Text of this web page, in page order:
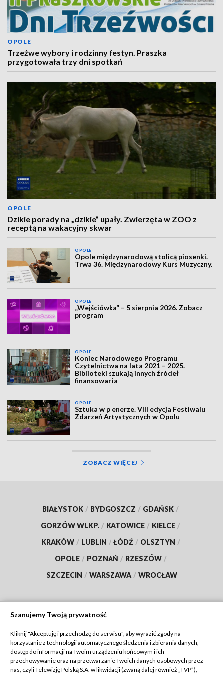
OPOLE
Trzeźwe wybory i rodzinny festyn. Praszka
przygotowała trzy dni spotkań
OPOLE
Dzikie porady na „dzikie” upały. Zwierzęta w ZOO z
receptą na wakacyjny skwar
OPOLE
Opole międzynarodową stolicą piosenki.
Trwa 36. Międzynarodowy Kurs Muzyczny.
OPOLE
„Wejściówka” – 5 sierpnia 2026. Zobacz
program
OPOLE
Koniec Narodowego Programu
Czytelnictwa na lata 2021 – 2025.
Biblioteki szukają innych źródeł
finansowania
OPOLE
Sztuka w plenerze. VIII edycja Festiwalu
Zdarzeń Artystycznych w Opolu
ZOBACZ WIĘCEJ
BIAŁYSTOK / BYDGOSZCZ / GDAŃSK /
GORZÓW WLKP. / KATOWICE / KIELCE /
KRAKÓW / LUBLIN / ŁÓDŹ / OLSZTYN /
OPOLE / POZNAŃ / RZESZÓW /
SZCZECIN / WARSZAWA / WROCŁAW
TVP
Abonament TVP
Regulamin TVP
Szanujemy Twoją prywatność
Kliknij "Akceptuję i przechodzę do serwisu", aby wyrazić zgody na
korzystanie z technologii automatycznego śledzenia i zbierania danych,
dostęp do informacji na Twoim urządzeniu końcowym i ich
przechowywanie oraz na przetwarzanie Twoich danych osobowych przez
nas, czyli Telewizję Polską S.A. w likwidacji (zwaną dalej również „TVP”),